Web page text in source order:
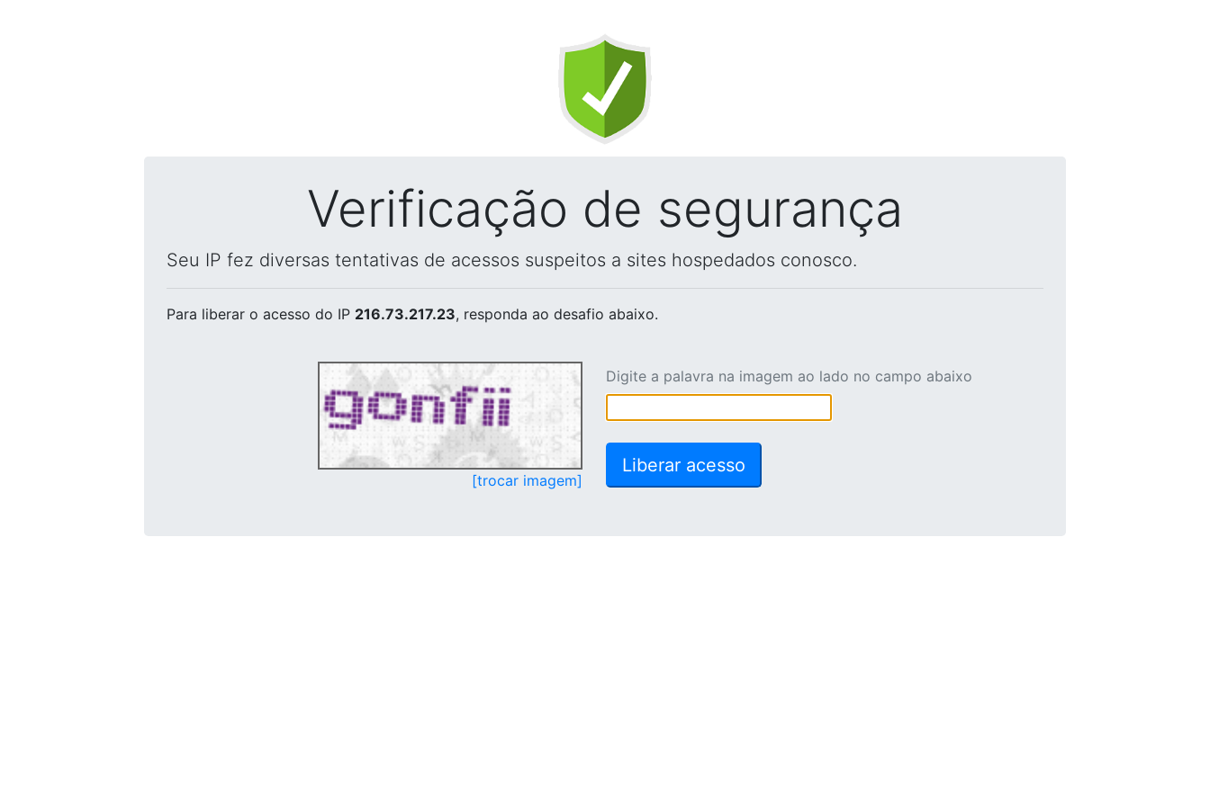
Verificação de segurança
Seu IP fez diversas tentativas de acessos suspeitos a sites hospedados conosco.
Para liberar o acesso do IP 216.73.217.23, responda ao desafio abaixo.
[trocar imagem]
Digite a palavra na imagem ao lado no campo abaixo